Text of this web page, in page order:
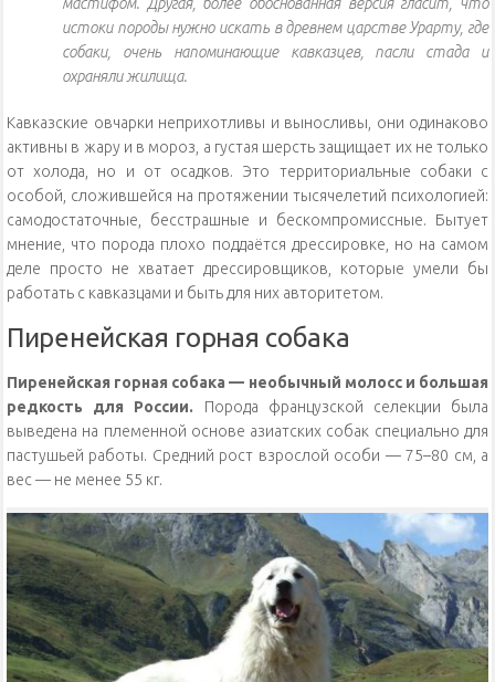
истоки породы нужно искать в древнем царстве Урарту, где
собаки, очень напоминающие кавказцев, пасли стада и
охраняли жилища.
Кавказские овчарки неприхотливы и выносливы, они одинаково
активны в жару и в мороз, а густая шерсть защищает их не только
от холода, но и от осадков. Это территориальные собаки с
особой, сложившейся на протяжении тысячелетий психологией:
самодостаточные, бесстрашные и бескомпромиссные. Бытует
мнение, что порода плохо поддаётся дрессировке, но на самом
деле просто не хватает дрессировщиков, которые умели бы
работать с кавказцами и быть для них авторитетом.
Пиренейская горная собака
Пиренейская горная собака — необычный молосс и большая
редкость для России. Порода французской селекции была
выведена на племенной основе азиатских собак специально для
пастушьей работы. Средний рост взрослой особи — 75–80 см, а
вес — не менее 55 кг.